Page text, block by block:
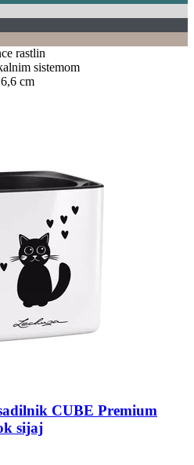
rastlin
sistemom
cm
CUBE Premium
sijaj